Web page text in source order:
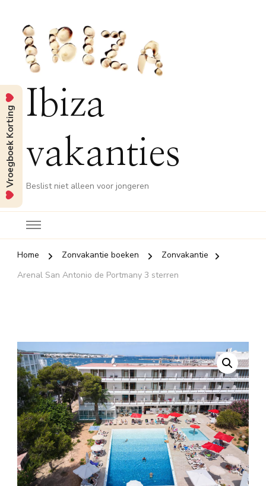
Ibiza
vakanties
Beslist niet alleen voor jongeren
Home Zonvakantie boeken
Zonvakantie
Arenal San Antonio de Portmany 3 sterren
Vroegboek Korting